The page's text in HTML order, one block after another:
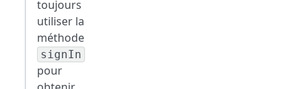
toujours
utiliser la
méthode
signIn
pour